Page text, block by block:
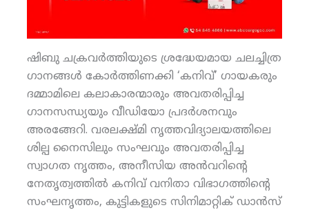
ഷിബു ചക്രവര്‍ത്തിയുടെ ശ്രദ്ധേയമായ ചലച്ചിത്ര
ഗാനങ്ങള്‍ കോര്‍ത്തിണക്കി ‘കനിവ്’ ഗായകരും
ദമ്മാമിലെ കലാകാരന്മാരും അവതരിപ്പിച്ച
ഗാനസന്ധ്യയും വീഡിയോ പ്രദര്‍ശനവും
അരങ്ങേറി. വരലക്ഷ്മി നൃത്തവിദ്യാലയത്തിലെ
ശില്പ നൈസിലും സംഘവും അവതരിപ്പിച്ച
സ്വാഗത നൃത്തം, അനീസിയ അന്‍വറിന്റെ
നേതൃത്വത്തില്‍ കനിവ് വനിതാ വിഭാഗത്തിന്റെ
സംഘനൃത്തം, കുട്ടികളുടെ സിനിമാറ്റിക് ഡാന്‍സ്